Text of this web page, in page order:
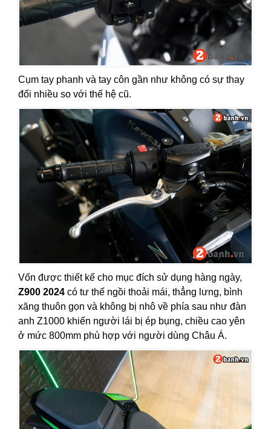
Cụm tay phanh và tay côn gần như không có sự thay
đổi nhiều so với thế hệ cũ.
Vốn được thiết kế cho mục đích sử dụng hàng ngày,
Z900 2024 có tư thế ngồi thoải mái, thẳng lưng, bình
xăng thuôn gọn và không bị nhô về phía sau như đàn
anh Z1000 khiến người lái bị ép bụng, chiều cao yên
ở mức 800mm phù hợp với người dùng Châu Á.